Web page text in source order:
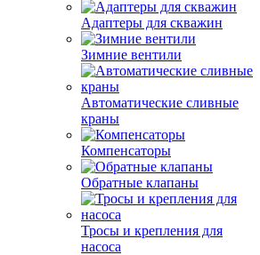
Адаптеры для скважин
Зимние вентили
Автоматические сливные
краны
Компенсаторы
Обратные клапаны
Тросы и крепления для
насоса